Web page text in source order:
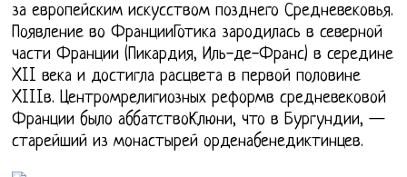
за европейским искусством позднего Средневековья.
Появление во ФранцииГотика зародилась в северной
части Франции (Пикардия, Иль-де-Франс) в середине
XII века и достигла расцвета в первой половине
XIIIв. Центромрелигиозных реформв средневековой
Франции было аббатствоКлюни, что в Бургундии, —
старейший из монастырей орденабенедиктинцев.